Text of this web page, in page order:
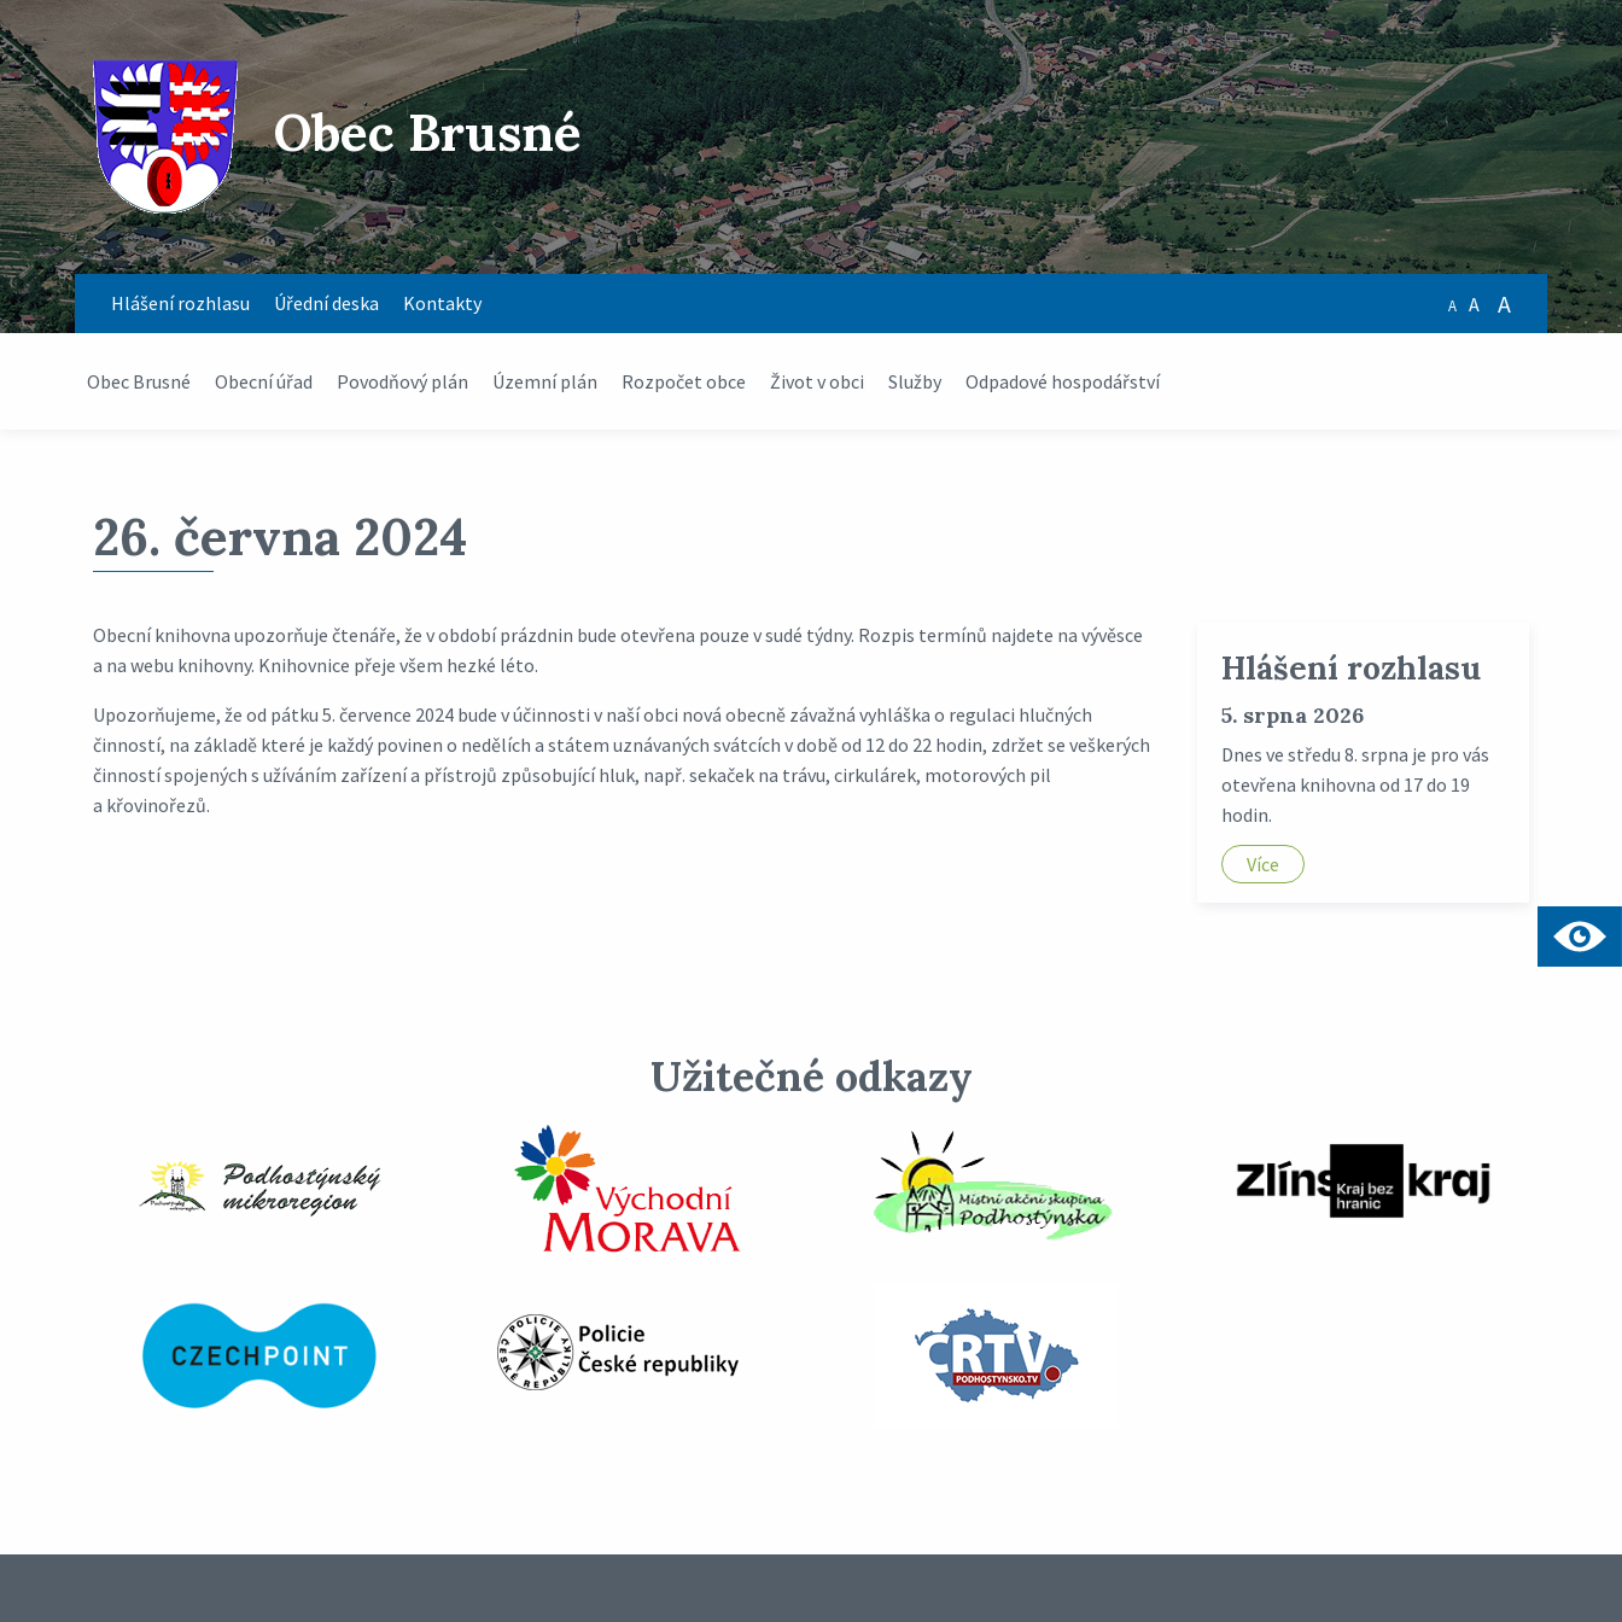
Obec Brusné
Hlášení rozhlasu Úřední deska Kontakty A A A
Obec Brusné Obecní úřad Povodňový plán Územní plán Rozpočet obce Život v obci Služby Odpadové hospodářství
26. června 2024
Obecní knihovna upozorňuje čtenáře, že v období prázdnin bude otevřena pouze v sudé týdny. Rozpis termínů najdete na vývěsce
a na webu knihovny. Knihovnice přeje všem hezké léto.
Upozorňujeme, že od pátku 5. července 2024 bude v účinnosti v naší obci nová obecně závažná vyhláška o regulaci hlučných
činností, na základě které je každý povinen o nedělích a státem uznávaných svátcích v době od 12 do 22 hodin, zdržet se veškerých
činností spojených s užíváním zařízení a přístrojů způsobující hluk, např. sekaček na trávu, cirkulárek, motorových pil
a křovinořezů.
Hlášení rozhlasu
5. srpna 2026
Dnes ve středu 8. srpna je pro vás
otevřena knihovna od 17 do 19
hodin.
Více
Užitečné odkazy